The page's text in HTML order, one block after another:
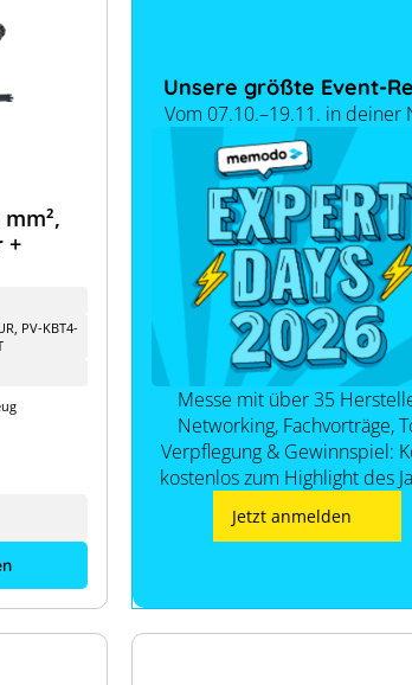
+
PV-KBT4-
Unsere größte Event-
Vom 07.10.–19.11. in deiner
Messe mit über 35
Networking, Fachvorträge,
Verpflegung & Gewinnspiel:
kostenlos zum Highlight des
Jetzt anmelden